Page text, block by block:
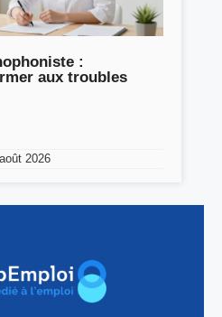
:
aux troubles
2026